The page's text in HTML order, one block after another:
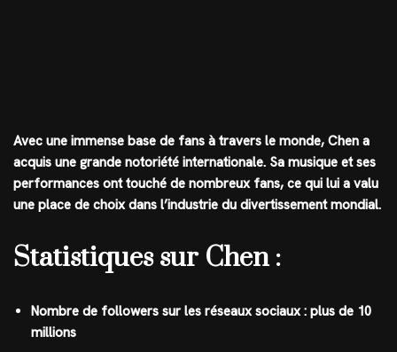
Avec une immense base de fans à travers le monde, Chen a
acquis une grande notoriété internationale. Sa musique et ses
performances ont touché de nombreux fans, ce qui lui a valu
une place de choix dans l’industrie du divertissement mondial.
Statistiques sur Chen :
Nombre de followers sur les réseaux sociaux : plus de 10
millions